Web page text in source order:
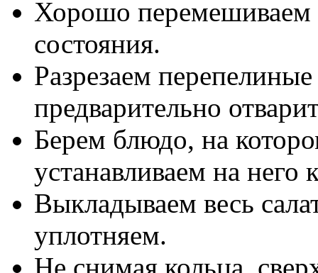
Хорошо перемешиваем
состояния.
Разрезаем
предварительно
Берем блюдо, на
устанавливаем на
Выкладываем весь
уплотняем.
Не снимая кольца,